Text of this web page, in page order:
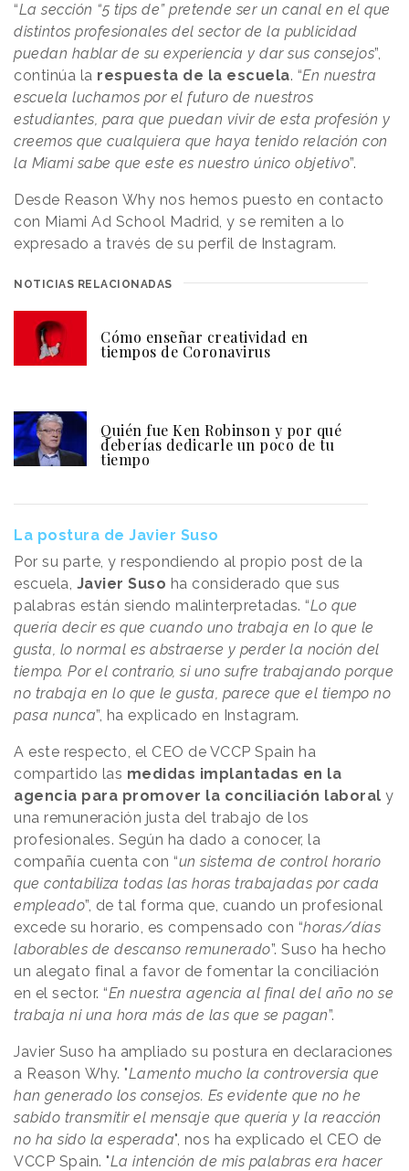
“La sección “5 tips de” pretende ser un canal en el que
distintos profesionales del sector de la publicidad
puedan hablar de su experiencia y dar sus consejos”,
continúa la respuesta de la escuela. “En nuestra
escuela luchamos por el futuro de nuestros
estudiantes, para que puedan vivir de esta profesión y
creemos que cualquiera que haya tenido relación con
la Miami sabe que este es nuestro único objetivo”.
Desde Reason Why nos hemos puesto en contacto
con Miami Ad School Madrid, y se remiten a lo
expresado a través de su perfil de Instagram.
NOTICIAS RELACIONADAS
Cómo enseñar creatividad en
tiempos de Coronavirus
Quién fue Ken Robinson y por qué
deberías dedicarle un poco de tu
tiempo
La postura de Javier Suso
Por su parte, y respondiendo al propio post de la
escuela, Javier Suso ha considerado que sus
palabras están siendo malinterpretadas. “Lo que
quería decir es que cuando uno trabaja en lo que le
gusta, lo normal es abstraerse y perder la noción del
tiempo. Por el contrario, si uno sufre trabajando porque
no trabaja en lo que le gusta, parece que el tiempo no
pasa nunca”, ha explicado en Instagram.
A este respecto, el CEO de VCCP Spain ha
compartido las medidas implantadas en la
agencia para promover la conciliación laboral y
una remuneración justa del trabajo de los
profesionales. Según ha dado a conocer, la
compañía cuenta con “un sistema de control horario
que contabiliza todas las horas trabajadas por cada
empleado”, de tal forma que, cuando un profesional
excede su horario, es compensado con “horas/días
laborables de descanso remunerado”. Suso ha hecho
un alegato final a favor de fomentar la conciliación
en el sector. “En nuestra agencia al final del año no se
trabaja ni una hora más de las que se pagan”.
Javier Suso ha ampliado su postura en declaraciones
a Reason Why. "Lamento mucho la controversia que
han generado los consejos. Es evidente que no he
sabido transmitir el mensaje que quería y la reacción
no ha sido la esperada", nos ha explicado el CEO de
VCCP Spain. "La intención de mis palabras era hacer